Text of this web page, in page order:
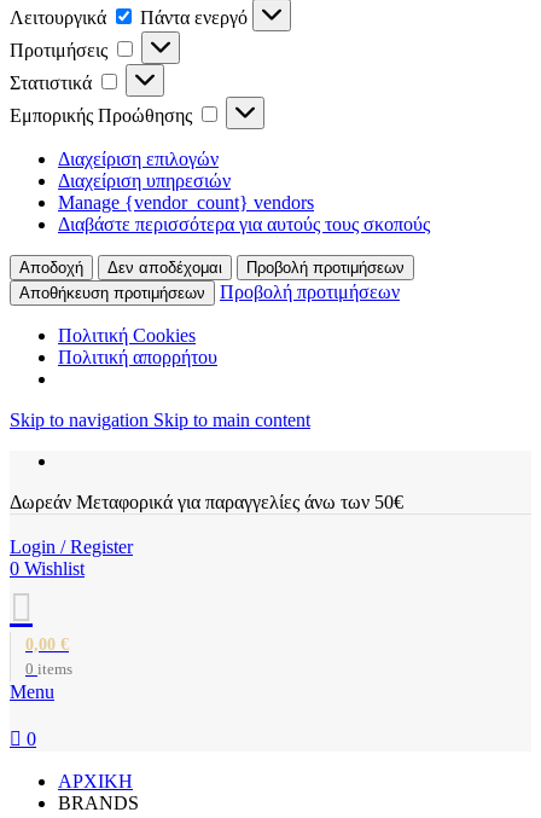
Λειτουργικά
Πάντα ενεργό
Προτιμήσεις
Στατιστικά
Εμπορικής Προώθησης
Διαχείριση επιλογών
Διαχείριση υπηρεσιών
Manage {vendor_count} vendors
Διαβάστε περισσότερα για αυτούς τους σκοπούς
Αποδοχή Δεν αποδέχομαι
Προβολή προτιμήσεων
Αποθήκευση προτιμήσεων
Προβολή προτιμήσεων
Πολιτική Cookies
Πολιτική απορρήτου
Skip to navigation Skip to main content
Δωρεάν Μεταφορικά για παραγγελίες άνω των 50€
Login / Register
0 Wishlist
0 items
0,00 €
Menu
0
ΑΡΧΙΚΗ
BRANDS